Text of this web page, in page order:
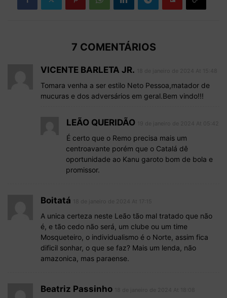
7 COMENTÁRIOS
VICENTE BARLETA JR.
Tomara venha a ser estilo Neto Pessoa,matador de
mucuras e dos adversários em geral.Bem vindo!!!
LEÃO QUERIDÃO
É certo que o Remo precisa mais um
centroavante porém que o Catalá dê
oportunidade ao Kanu garoto bom de bola e
promissor.
Boitatá
A unica certeza neste Leão tão mal tratado que não
é, e tão cedo não será, um clube ou um time
Mosqueteiro, o individualismo é o Norte, assim fica
dificil sonhar, o que se faz? Mais um lenda, não
amazonica, mas paraense.
Beatriz Passinho